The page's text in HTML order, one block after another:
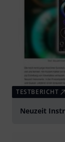
TESTBERICHT
Neuzeit